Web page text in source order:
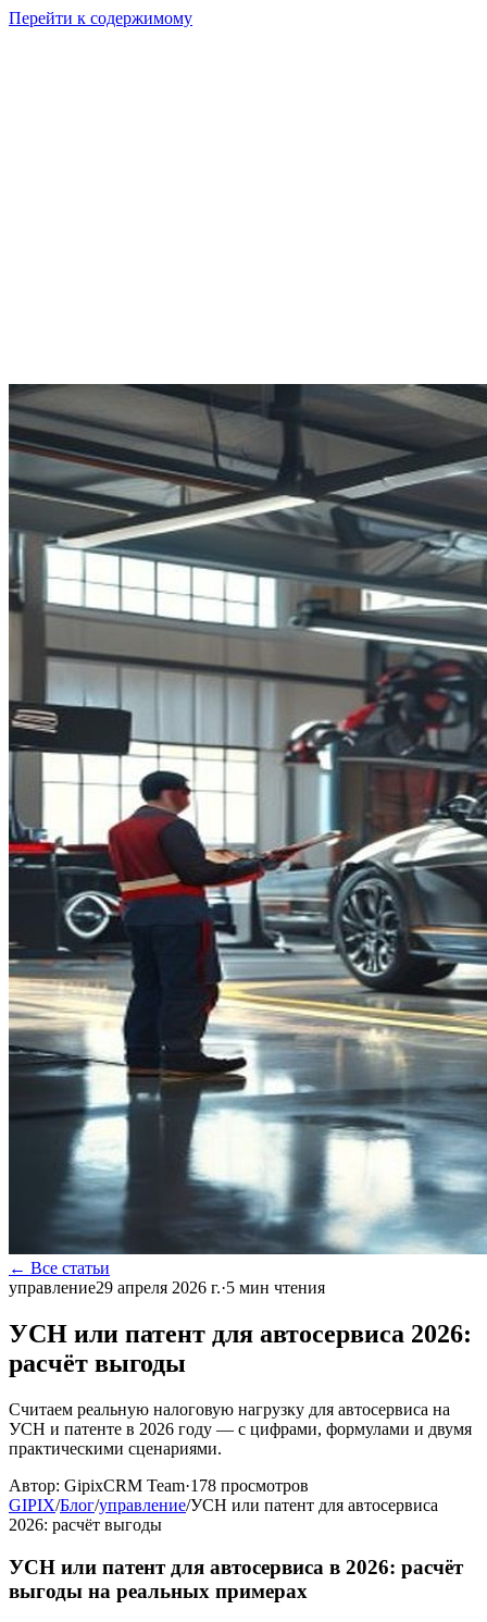
Перейти к содержимому
← Все статьи
управление29 апреля 2026 г.·5 мин чтения
УСН или патент для автосервиса 2026:
расчёт выгоды
Считаем реальную налоговую нагрузку для автосервиса на
УСН и патенте в 2026 году — с цифрами, формулами и двумя
практическими сценариями.
Автор: GipixCRM Team·178 просмотров
GIPIX/Блог/управление/УСН или патент для автосервиса
2026: расчёт выгоды
УСН или патент для автосервиса в 2026: расчёт
выгоды на реальных примерах